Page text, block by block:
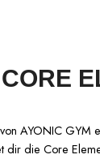
AYONIC
dir die Core